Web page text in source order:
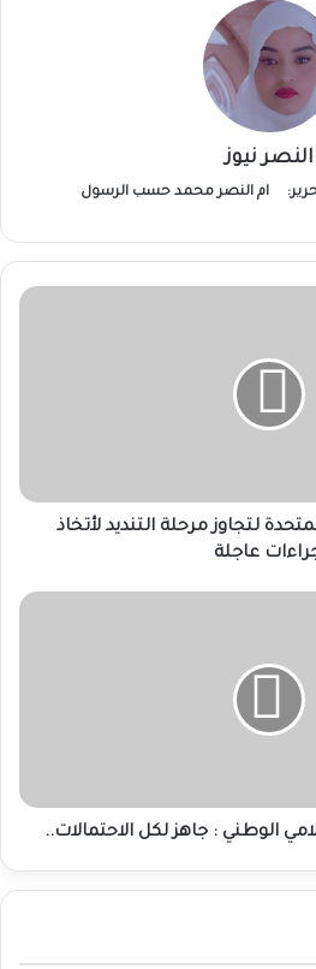
النصر نيوز
ام النصر محمد حسب الرسول
لتجاوز مرحلة التنديد لأتخاذ
عاجلة
الوطني : جاهز لكل الاحتمالات..